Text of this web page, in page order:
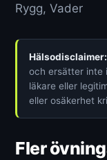
Rygg, Vader
Hälsodisclaimer:
och ersätter inte
läkare eller
eller osäkerhet
Fler